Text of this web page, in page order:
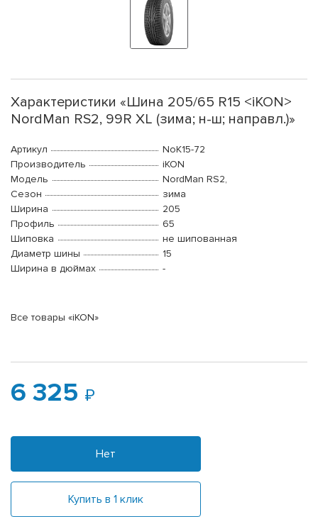
Характеристики «Шина 205/65 R15 <iKON>
NordMan RS2, 99R XL (зима; н-ш; направл.)»
Артикул
NoK15-72
Производитель
iKON
Модель
NordMan RS2,
Сезон
зима
Ширина
205
Профиль
65
Шиповка
не шипованная
Диаметр шины
15
Ширина в дюймах
-
Все товары «iKON»
6 325
Нет
Купить в 1 клик